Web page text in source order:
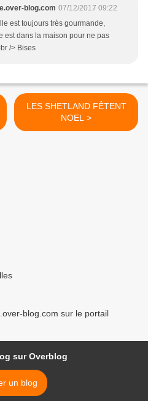
blog.com 07/12/2017 09:22
est toujours très gourmande,
est dans la maison pour ne pas
/> Bises
LES SHETLAND FÊTENT
NOEL >
blog.com sur le portail
sur Overblog
un blog